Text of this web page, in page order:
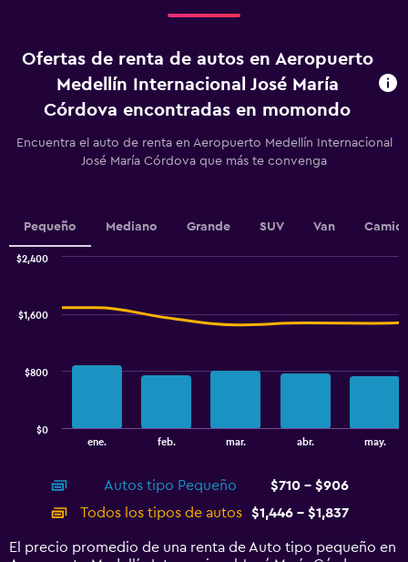
la
renta.
Range:
91
The
axis
displaying
values.
to
Ofertas de renta de autos en Aeropuerto
Medellín Internacional José María
Córdova encontradas en momondo
Encuentra el auto de renta en Aeropuerto Medellín Internacional
José María Córdova que más te convenga
Pequeño Mediano Grande SUV Van
displaying
categories.
Range:
14
categories.
ene. feb. mar. abr. may.
$0
$800
$1,600
$2,400
Autos tipo Pequeño
$710 - $906
Todos los tipos de autos
$1,446 - $1,837
El precio promedio de una renta de Auto tipo pequeño en